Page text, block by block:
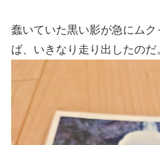
蠢いていた黒い影が急にムク
ば、いきなり走り出したのだ